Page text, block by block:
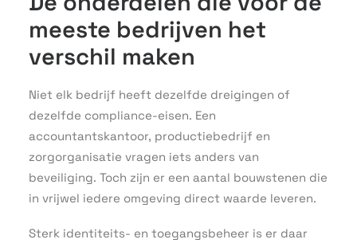
meeste bedrijven het
verschil maken
Niet elk bedrijf heeft dezelfde dreigingen of
dezelfde compliance-eisen. Een
accountantskantoor, productiebedrijf en
zorgorganisatie vragen iets anders van
beveiliging. Toch zijn er een aantal bouwstenen die
in vrijwel iedere omgeving direct waarde leveren.
Sterk identiteits- en toegangsbeheer is er daar